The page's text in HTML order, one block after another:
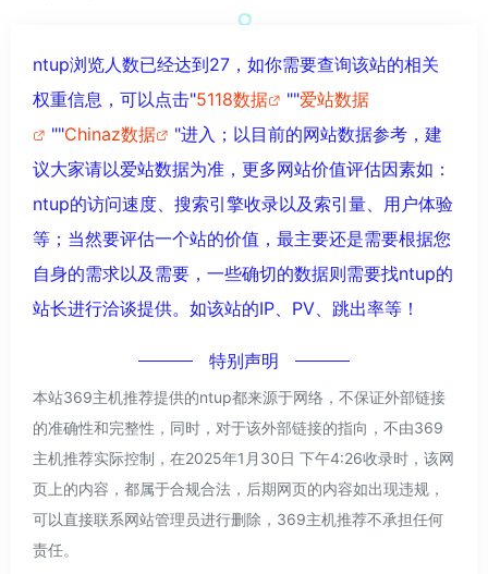
ntup浏览人数已经达到27，如你需要查询该站的相关
权重信息，可以点击"5118数据 ""爱站数据
""Chinaz数据
"进入；以目前的网站数据参考，建
议大家请以爱站数据为准，更多网站价值评估因素如：
ntup的访问速度、搜索引擎收录以及索引量、用户体验
等；当然要评估一个站的价值，最主要还是需要根据您
自身的需求以及需要，一些确切的数据则需要找ntup的
站长进行洽谈提供。如该站的IP、PV、跳出率等！
特别声明
本站369主机推荐提供的ntup都来源于网络，不保证外部链接
的准确性和完整性，同时，对于该外部链接的指向，不由369
主机推荐实际控制，在2025年1月30日 下午4:26收录时，该网
页上的内容，都属于合规合法，后期网页的内容如出现违规，
可以直接联系网站管理员进行删除，369主机推荐不承担任何
责任。